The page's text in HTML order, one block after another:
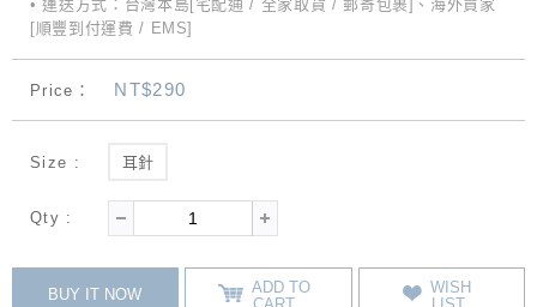
• 運送方式：台灣本島[宅配通 / 全家取貨 / 郵寄包裹]、海外買家
[順豐到付運費 / EMS]
Price： NT$290
Size : 耳針
Qty :
BUY IT NOW
ADD TO
WISH